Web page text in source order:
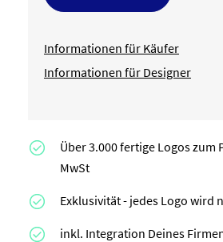
Informationen für Käufer
Informationen für Designer
Über 3.000 fertige Logos zum
MwSt
Exklusivität - jedes Logo wird
inkl. Integration Deines